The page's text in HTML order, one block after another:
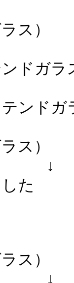
ス）
ドガラ
ンドガ
ス）
た
ス）